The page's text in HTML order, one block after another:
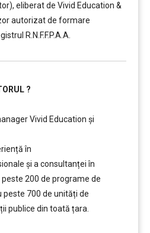
eliberat de Vivid Education &
autorizat de formare
R.N.F.F.P.A.A.
?
Vivid Education și
în
și a consultanței în
200 de programe de
700 de unități de
publice din toată țara.